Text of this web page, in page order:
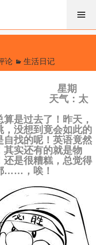
论 生活日记
日 星期
：太
是过去了！昨天，
没想到竟会如此的
自找的呢！英语竟然
其实还有的就是物
还是很糟糕，总觉得
……，唉！